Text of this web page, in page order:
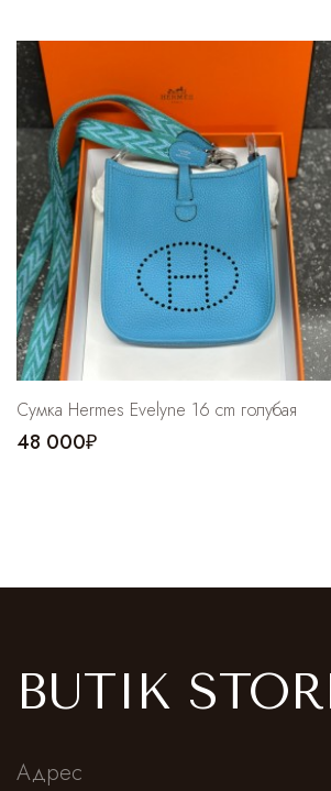
Сумка Hermes Evelyne 16 cm голубая
48 000₽
BUTIK
Адрес